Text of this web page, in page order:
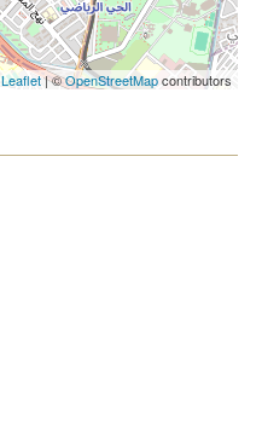
Leaflet| ©OpenStreetMapcontributors